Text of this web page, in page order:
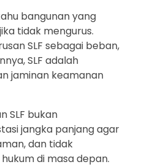
bangunan yang
tidak mengurus.
SLF sebagai beban,
SLF adalah
jaminan keamanan
SLF bukan
jangka panjang agar
dan tidak
di masa depan.